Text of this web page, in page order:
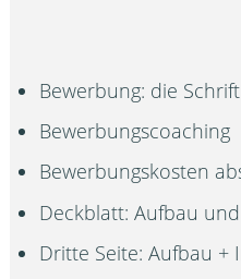
Bewerbung: die Schrift
Bewerbungscoaching
Bewerbungskosten
Deckblatt: Aufbau
Dritte Seite: Aufbau +